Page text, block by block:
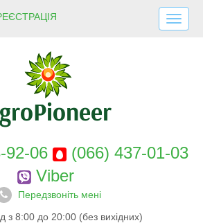
ДОСТАВКА І ОПЛАТА
ПРО НАС
ГАРАНТІЇ
КОНТАКТИ
92-06
(066) 437-01-03
Viber
Передзвоніть мені
з 8:00 до 20:00 (без вихідних)